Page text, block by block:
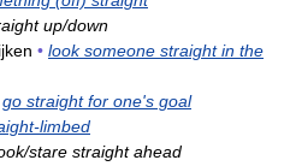
up/down
• look someone straight in the
go straight for one's goal
limbed
stare straight ahead